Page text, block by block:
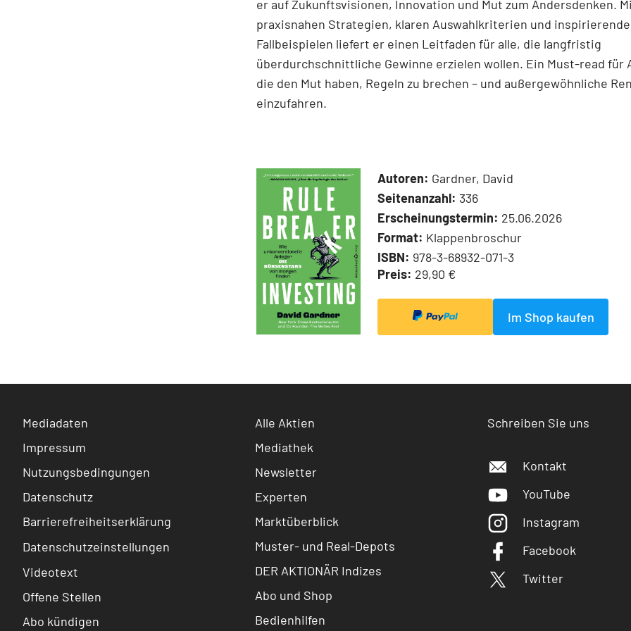
er auf Zukunftsvisionen, Innovation und Mut zum Andersdenken.
praxisnahen Strategien, klaren Auswahlkriterien und
Fallbeispielen liefert er einen Leit­faden für alle, die langfristig
überdurchschnittliche Gewinne erzielen wollen. Ein Must-read für
die den Mut haben, Regeln zu brechen – und außergewöhnliche
einzufahren.
Autoren: Gardner, David
Seitenanzahl: 336
Erscheinungstermin: 25.06.2026
Format: Klappenbroschur
ISBN: 978-3-68932-071-3
Preis: 29,90 €
Im Shop kaufen
Mediadaten
Impressum
Nutzungsbedingungen
Datenschutz
Barrierefreiheitserklärung
Datenschutzeinstellungen
Videotext
Offene Stellen
Abo kündigen
Alle Aktien
Mediathek
Newsletter
Experten
Marktüberblick
Muster- und Real-Depots
DER AKTIONÄR Indizes
Abo und Shop
Bedienhilfen
Schreiben Sie uns
Kontakt
YouTube
Instagram
Facebook
Twitter